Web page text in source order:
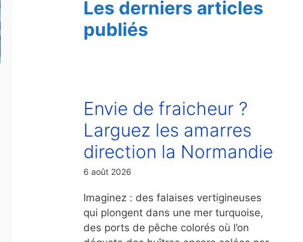
Les derniers articles
publiés
Envie de fraicheur ?
Larguez les amarres
direction la Normandie
6 août 2026
Imaginez : des falaises vertigineuses
qui plongent dans une mer turquoise,
des ports de pêche colorés où l’on